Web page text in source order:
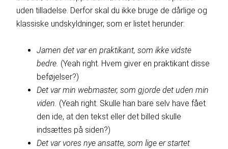
uden tilladelse. Derfor skal du ikke bruge de dårlige og
klassiske undskyldninger, som er listet herunder:
Jamen det var en praktikant, som ikke vidste
bedre. (Yeah right. Hvem giver en praktikant disse
beføjelser?)
Det var min webmaster, som gjorde det uden min
viden. (Yeah right. Skulle han bare selv have fået
den ide, at den tekst eller det billed skulle
indsættes på siden?)
Det var vores nye ansatte, som lige er startet